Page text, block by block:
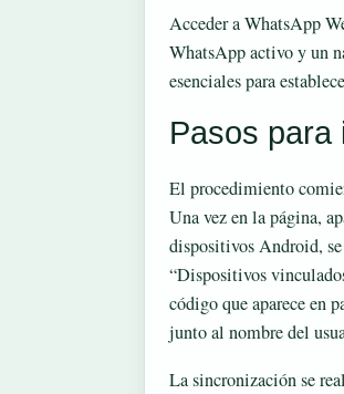
Acceder a WhatsApp
WhatsApp activo y un
esenciales para
Pasos para
El procedimiento
Una vez en la página,
dispositivos Android,
“Dispositivos
código que aparece en
junto al nombre del
La sincronización se